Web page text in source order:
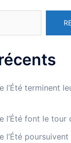
l’Été terminent
l’Été font le tour
l’Été